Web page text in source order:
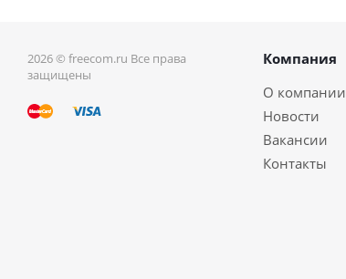
2026 © freecom.ru Все права
защищены
Компания
О компании
Новости
Вакансии
Контакты